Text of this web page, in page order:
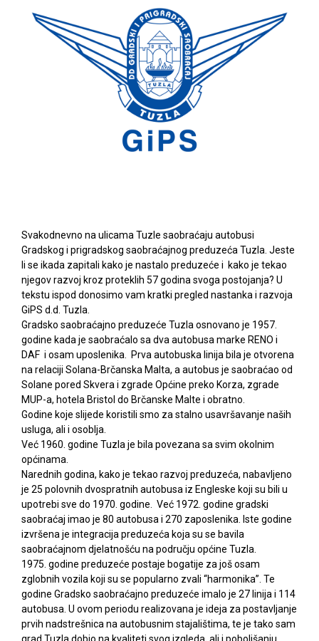
Svakodnevno na ulicama Tuzle saobraćaju autobusi
Gradskog i prigradskog saobraćajnog preduzeća Tuzla. Jeste
li se ikada zapitali kako je nastalo preduzeće i kako je tekao
njegov razvoj kroz proteklih 57 godina svoga postojanja? U
tekstu ispod donosimo vam kratki pregled nastanka i razvoja
GiPS d.d. Tuzla.
Gradsko saobraćajno preduzeće Tuzla osnovano je 1957.
godine kada je saobraćalo sa dva autobusa marke RENO i
DAF i osam uposlenika. Prva autobuska linija bila je otvorena
na relaciji Solana-Brčanska Malta, a autobus je saobraćao od
Solane pored Skvera i zgrade Općine preko Korza, zgrade
MUP-a, hotela Bristol do Brčanske Malte i obratno.
Godine koje slijede koristili smo za stalno usavršavanje naših
usluga, ali i osoblja.
Već 1960. godine Tuzla je bila povezana sa svim okolnim
općinama.
Narednih godina, kako je tekao razvoj preduzeća, nabavljeno
je 25 polovnih dvospratnih autobusa iz Engleske koji su bili u
upotrebi sve do 1970. godine. Već 1972. godine gradski
saobraćaj imao je 80 autobusa i 270 zaposlenika. Iste godine
izvršena je integracija preduzeća koja su se bavila
saobraćajnom djelatnošću na području općine Tuzla.
1975. godine preduzeće postaje bogatije za još osam
zglobnih vozila koji su se popularno zvali “harmonika”. Te
godine Gradsko saobraćajno preduzeće imalo je 27 linija i 114
autobusa. U ovom periodu realizovana je ideja za postavljanje
prvih nadstrešnica na autobusnim stajalištima, te je tako sam